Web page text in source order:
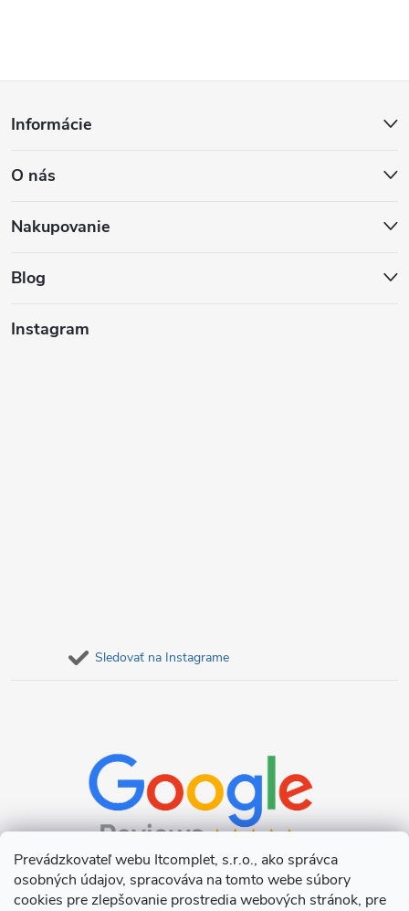
Prevádzkovateľ webu Itcomplet, s.r.o., ako správca
osobných údajov, spracováva na tomto webe súbory
cookies pre zlepšovanie prostredia webových stránok, pre
p
ä
Informácie
O nás
Nakupovanie
Blog
Instagram
Sledovať na Instagrame